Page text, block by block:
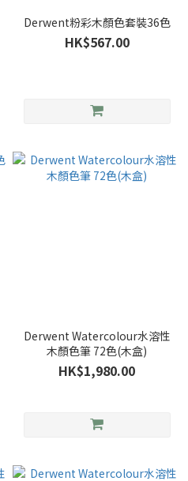
Derwent粉彩木顏色套裝36色
HK$567.00
Derwent Watercolour水溶性
木顏色筆 72色(木盒)
HK$1,980.00